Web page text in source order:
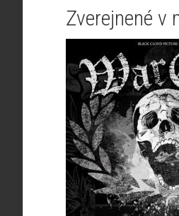
Zverejnené v